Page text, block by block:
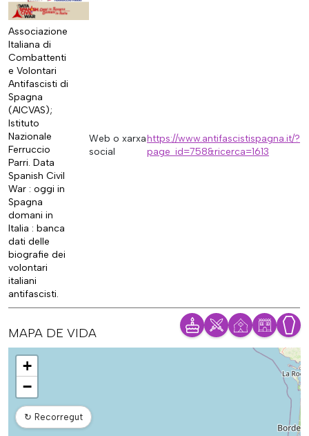
Associazione
Italiana di
Combattenti
e Volontari
Antifascisti di
Spagna
(AICVAS);
Istituto
Nazionale
Ferruccio
Parri. Data
Spanish Civil
War : oggi in
Spagna
domani in
Italia : banca
dati delle
biografie dei
volontari
italiani
antifascisti.
Web o xarxa
social
https://www.antifascistispagna.it/?
page_id=758&ricerca=1613
MAPA DE VIDA
Mapa
+
−
↻ Recorregut